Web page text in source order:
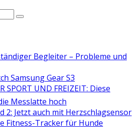
Begleiter – Probleme und
Samsung Gear S3
SPORT UND FREIZEIT: Diese
Messlatte hoch
2: Jetzt auch mit Herzschlagsensor
Fitness-Tracker für Hunde